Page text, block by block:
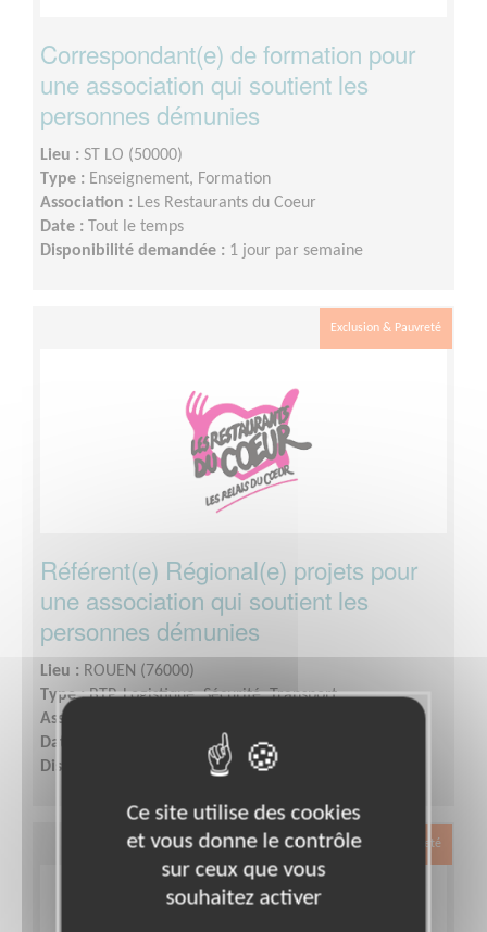
Correspondant(e) de formation pour
une association qui soutient les
personnes démunies
Lieu : ST LO (50000)
Type : Enseignement, Formation
Association : Les Restaurants du Coeur
Date : Tout le temps
Disponibilité demandée : 1 jour par semaine
Exclusion & Pauvreté
Référent(e) Régional(e) projets pour
une association qui soutient les
personnes démunies
Lieu : ROUEN (76000)
Type :BTP, Logistique, Sécurité, Transport
Association :
Date :
Disponibilité demandée :1 jour par semaine
Exclusion & Pauvreté
Ce site utilise des cookies
et vous donne le contrôle
sur ceux que vous
souhaitez activer